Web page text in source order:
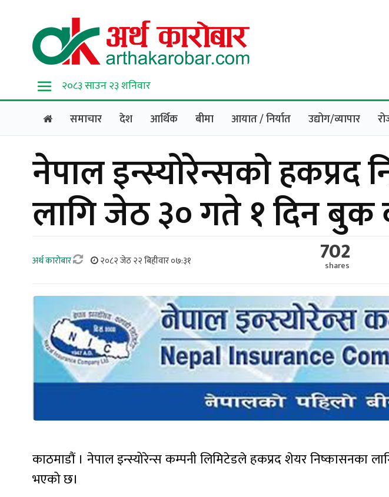
२०८३ साउन २३ शनिवार
समाचार
देश आर्थिक बीमा आयात / निर्यात उद्योग/व्यापार
नेपाल इन्स्योरेन्सको हकप्रद
लागि जेठ ३० गते १ दिन बुक
अर्थ काराेबार २०८२ जेठ २२ बिहीवार ०७:३१ 702
shares
काठमाडौं । नेपाल इन्स्योरेन्स कम्पनी लिमिटेडले हकप्रद शेयर निष्कासनका
भएको छ।